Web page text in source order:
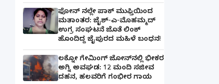
ಫೋನ್ ನಲ್ಲೇ ಪಾಕ್ ಮುಫ್ತಿಯಿಂದ
ಮತಾಂತರ: ಜೈಶ್-ಎ-ಮೊಹಮ್ಮದ್
ಉಗ್ರ ಸಂಘಟನೆ ಜೊತೆ ಲಿಂಕ್
ಹೊಂದಿದ್ದ ಜೈಪುರದ ಮಹಿಳೆ ಬಂಧನ!
ಲಕ್ನೋ ಗೇಮಿಂಗ್ ಜೋನ್‌ನಲ್ಲಿ ಭೀಕರ
ಅಗ್ನಿ ಅವಘಡ: 12 ಮಂದಿ ಸಜೀವ
ದಹನ, ಹಲವರಿಗೆ ಗಂಭೀರ ಗಾಯ